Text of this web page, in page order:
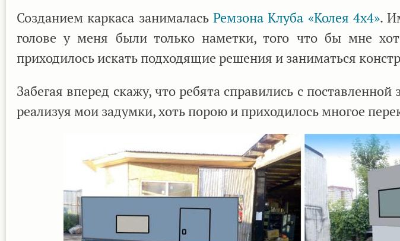
Созданием каркаса занималась Ремзона Клуба «Колея 4х4».
голове у меня были только наметки, того что бы мне
приходилось искать подходящие решения и заниматься
Забегая вперед скажу, что ребята справились с
реализуя мои задумки, хоть порою и приходилось многое